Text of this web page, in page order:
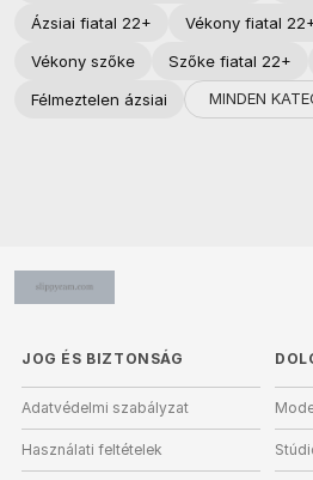
Ázsiai fiatal 22+
Vékony fiatal
Vékony szőke
Szőke fiatal 22+
Félmeztelen ázsiai
MINDEN
JOG ÉS BIZTONSÁG
Adatvédelmi szabályzat
Használati feltételek